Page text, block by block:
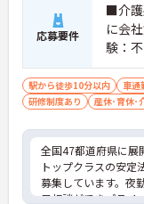
応募要件
■介護
に会
験：
駅から徒歩10分以内 車通
研修制度あり
産休･育休･
全国47都道府県に展
トップクラスの安定
募集しています。夜
日相談ができプライ